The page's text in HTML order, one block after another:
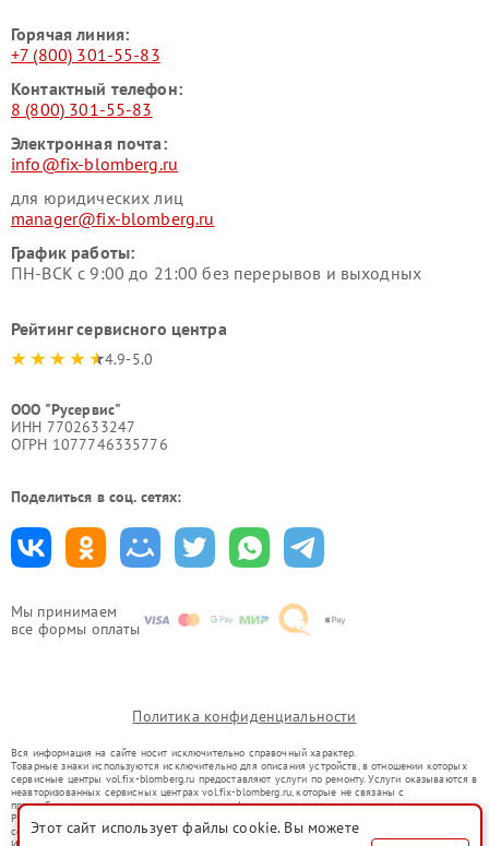
Мы принимаем
все формы оплаты
Горячая линия:
+7 (800) 301-55-83
Контактный телефон:
8 (800) 301-55-83
Электронная почта:
info@fix-blomberg.ru
для юридических лиц
manager@fix-blomberg.ru
График работы:
ПН-ВСК с 9:00 до 21:00 без перерывов и выходных
Рейтинг сервисного центра
4.9-5.0
ООО "Русервис"
ИНН 7702633247
ОГРН 1077746335776
Поделиться в соц. сетях:
Политика конфиденциальности
Вся информация на сайте носит исключительно справочный характер.
Товарные знаки используются исключительно для описания устройств, в отношении которых
сервисные центры vol.fix-blomberg.ru предоставляют услуги по ремонту. Услуги оказываются в
неавторизованных сервисных центрах vol.fix-blomberg.ru, которые не связаны с
правообладателями товарных знаков или их официальными представителями.
Ремонт осуществляется для устройств, уже введенных в гражданский оборот в соответствии
со статьей 1487 ГК РФ.
Этот сайт использует файлы cookie. Вы можете